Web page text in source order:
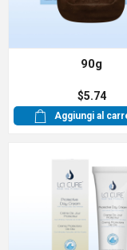
90g
$5.74
Aggiungi al